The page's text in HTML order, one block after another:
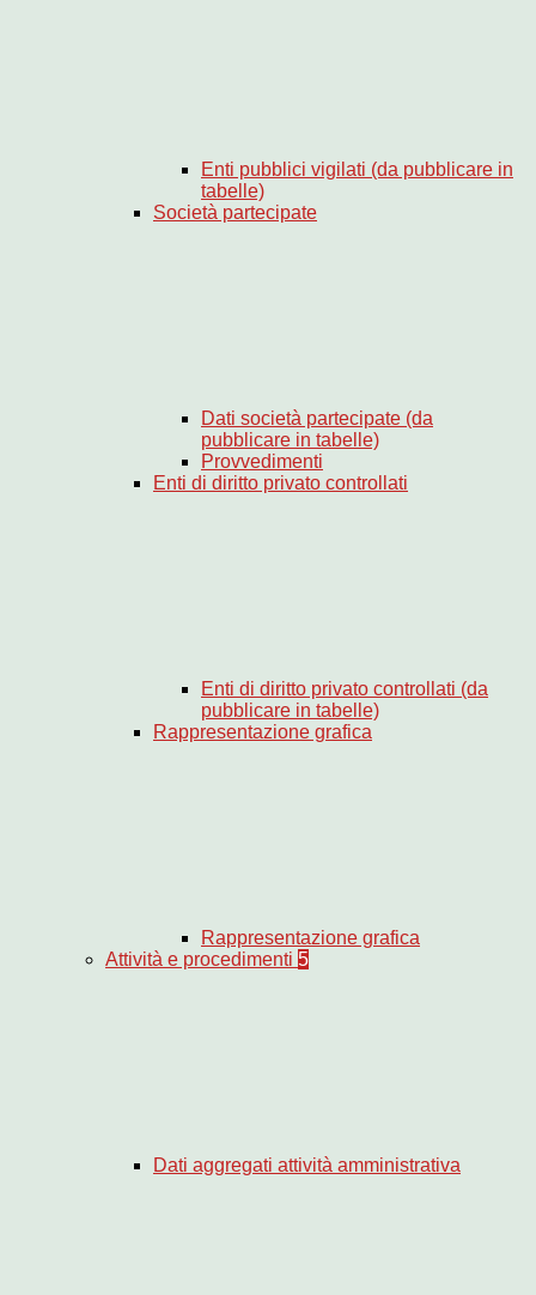
Enti pubblici vigilati (da pubblicare in
tabelle)
Società partecipate
Dati società partecipate (da
pubblicare in tabelle)
Provvedimenti
Enti di diritto privato controllati
Enti di diritto privato controllati (da
pubblicare in tabelle)
Rappresentazione grafica
Rappresentazione grafica
Attività e procedimenti 5
Dati aggregati attività amministrativa